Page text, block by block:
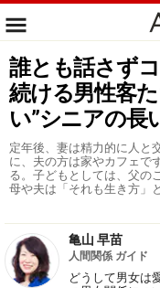
誰とも話さず
続ける男性客
い”シニアの長
定年後、妻は精力的に人と
に、夫の方は家やカフェで
る。子どもとしては、父の
母や夫は「それも生き方」
亀山 早苗
人間関係 ガイド
どうして男女は